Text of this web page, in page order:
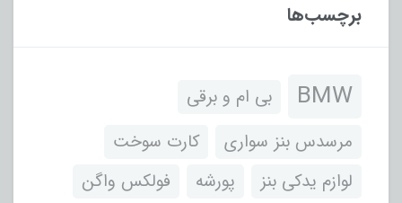
برچسب‌ها
BMW
بی ام و برقی
مرسدس بنز سواری
کارت سوخت
لوازم یدکی بنز
پورشه
فولکس واگن